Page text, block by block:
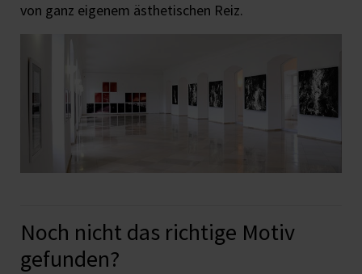
von ganz eigenem ästhetischen Reiz.
Noch nicht das richtige Motiv
gefunden?